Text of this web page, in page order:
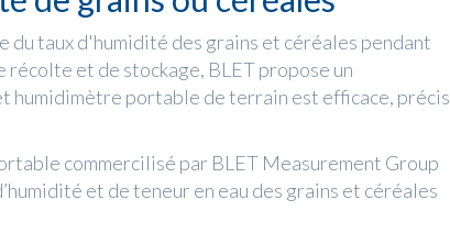
du taux d'humidité des grains et céréales pendant
récolte et de stockage, BLET propose un
humidimètre portable de terrain est efficace, précis
commercilisé par BLET Measurement Group
et de teneur en eau des grains et céréales